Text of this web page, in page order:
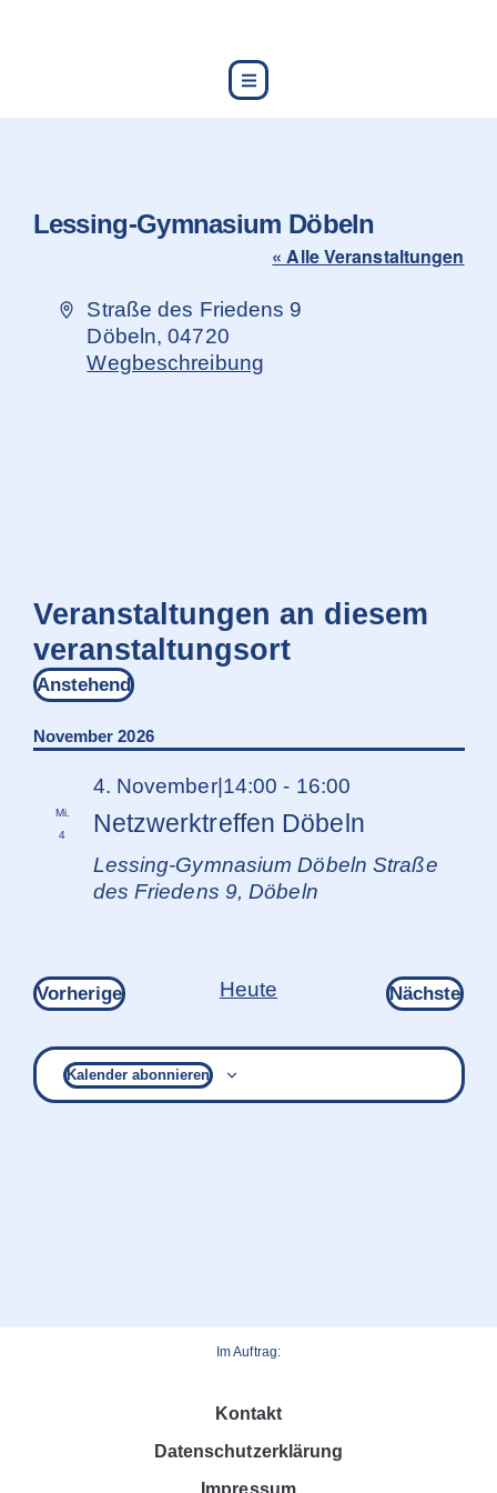
Lessing-Gymnasium Döbeln
« Alle Veranstaltungen
Adresse
Straße des Friedens 9
Döbeln, 04720
Wegbeschreibung
Veranstaltungen an diesem
veranstaltungsort
Anstehend
wählen.
November 2026
Mi.
4
Netzwerktreffen Döbeln
4. November|14:00 - 16:00
Lessing-Gymnasium DöbelnStraße
des Friedens 9, Döbeln
VorherigeVeranstaltungen
Heute Nächste
Kalender abonnieren
Im Auftrag:
Kontakt
Datenschutzerklärung